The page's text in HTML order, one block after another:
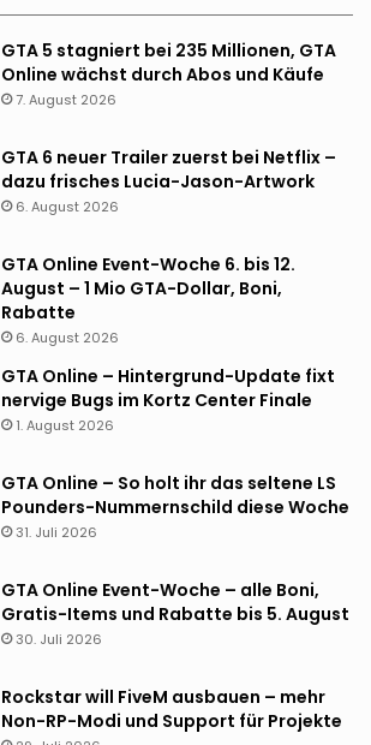
GTA 5 stagniert bei 235 Millionen, GTA
Online wächst durch Abos und Käufe
7. August 2026
GTA 6 neuer Trailer zuerst bei Netflix –
dazu frisches Lucia-Jason-Artwork
6. August 2026
GTA Online Event-Woche 6. bis 12.
August – 1 Mio GTA-Dollar, Boni,
Rabatte
6. August 2026
GTA Online – Hintergrund-Update fixt
nervige Bugs im Kortz Center Finale
1. August 2026
GTA Online – So holt ihr das seltene LS
Pounders-Nummernschild diese Woche
31. Juli 2026
GTA Online Event-Woche – alle Boni,
Gratis-Items und Rabatte bis 5. August
30. Juli 2026
Rockstar will FiveM ausbauen – mehr
Non-RP-Modi und Support für Projekte